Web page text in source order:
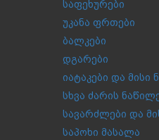
საფეხურები
უკანა ფრთები
ბალკები
დგარები
იატაკები და მისი
სხვა ძარის
სავარძლები და
საპოხი მასალა